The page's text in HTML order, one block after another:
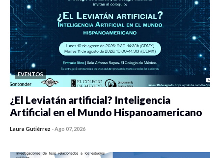
EVENTOS
¿El Leviatán artificial? Inteligencia
Artificial en el Mundo Hispanoamericano
Laura Gutiérrez -Ago 07, 2026